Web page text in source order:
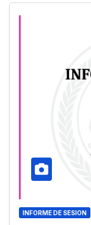
INFORME DE SESION